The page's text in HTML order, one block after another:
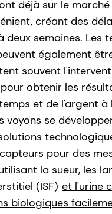
déjà sur le
créant des
deux semaines. Les
également
souvent
obtenir les
et de l'argent à
voyons se
pour des
la sueur, les
(ISF) et l'urine
biologiques